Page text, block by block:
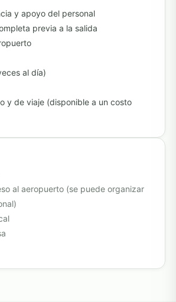
y apoyo del personal
previa a la salida
al día)
y de viaje (disponible a un costo
al aeropuerto (se puede organizar